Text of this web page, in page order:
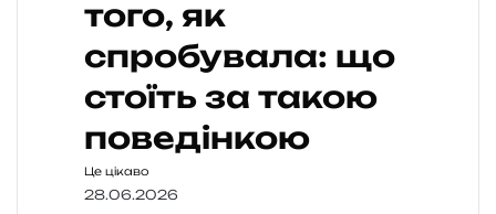
того, як
спробувала: що
стоїть за такою
поведінкою
Це цікаво
28.06.2026